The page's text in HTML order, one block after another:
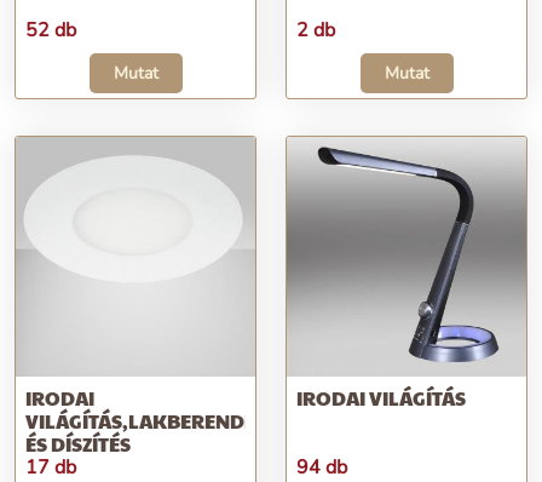
52 db
Mutat
2 db
Mutat
IRODAI
VILÁGÍTÁS,LAKBERENDEZÉS
ÉS DÍSZÍTÉS
17 db
IRODAI VILÁGÍTÁS
94 db